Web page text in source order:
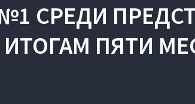
№1 СРЕДИ
ПЯТИ